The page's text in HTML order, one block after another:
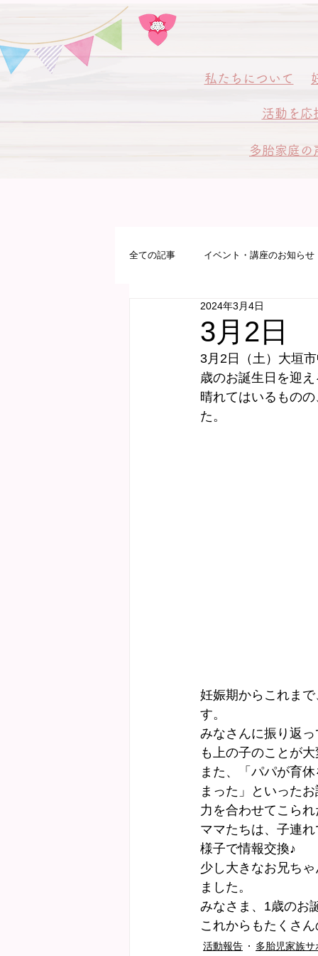
私 たちについて
活動を応
多胎家庭の
全ての記事 イベント・講座のお知らせ
多胎プレママパパ教室
健診サポート にこにこ子育て教
Webおしゃべり会
3月2日
2024年3月4日
3月2日（土）大垣
歳のお誕生日を迎
晴れてはいるもの
た。
妊娠期からこれま
す。
みなさんに振り返
も上の子のことが
また、「パパが育
まった」といった
力を合わせてこら
ママたちは、子連
様子で情報交換♪
少し大きなお兄ち
ました。
みなさま、1歳のお
これからもたくさ
活動報告 多胎児家族サ